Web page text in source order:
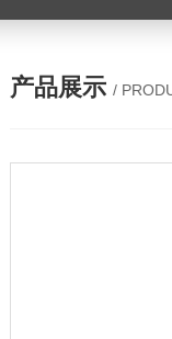
产品展示 /